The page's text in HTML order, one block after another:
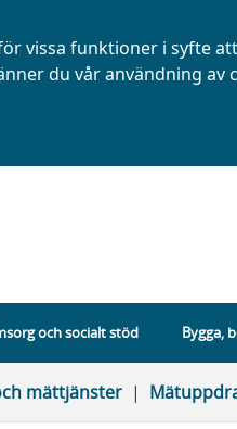
vissa funktioner i syfte
du vår användning av
och socialt stöd Bygga,
mättjänster